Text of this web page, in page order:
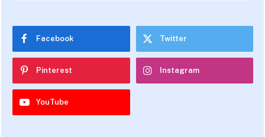
Facebook Twitter
Pinterest Instagram
YouTube